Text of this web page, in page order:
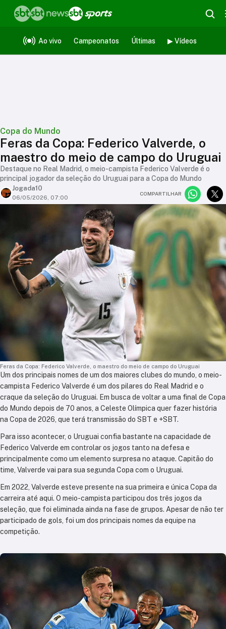
Ao vivo Campeonatos Últimas ▶ Vídeos
Copa do Mundo
Feras da Copa: Federico Valverde, o
maestro do meio de campo do Uruguai
Destaque no Real Madrid, o meio-campista Federico Valverde é o
principal jogador da seleção do Uruguai para a Copa do Mundo
Jogada10
06/05/2026, 07:00
COMPARTILHAR
Feras da Copa: Federico Valverde, o maestro do meio de campo do Uruguai
Um dos principais nomes de um dos maiores clubes do mundo, o meio-
campista Federico Valverde é um dos pilares do Real Madrid e o
craque da seleção do Uruguai. Em busca de voltar a uma final de Copa
do Mundo depois de 70 anos, a Celeste Olímpica quer fazer história
na Copa de 2026, que terá transmissão do SBT e +SBT.
Para isso acontecer, o Uruguai confia bastante na capacidade de
Federico Valverde em controlar os jogos tanto na defesa e
principalmente como um elemento surpresa no ataque. Capitão do
time, Valverde vai para sua segunda Copa com o Uruguai.
Em 2022, Valverde esteve presente na sua primeira e única Copa da
carreira até aqui. O meio-campista participou dos três jogos da
seleção, que foi eliminada ainda na fase de grupos. Apesar de não ter
participado de gols, foi um dos principais nomes da equipe na
competição.